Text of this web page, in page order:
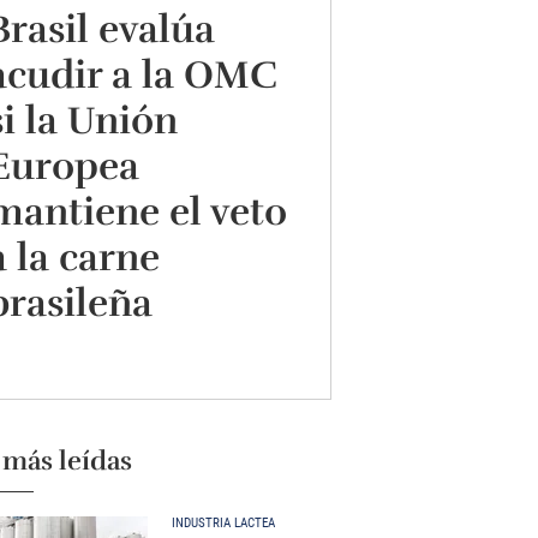
evalúa
a la OMC
la Unión
el veto
la carne
leídas
INDUSTRIA LÁCTEA